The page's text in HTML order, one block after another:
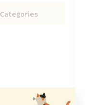
Categories